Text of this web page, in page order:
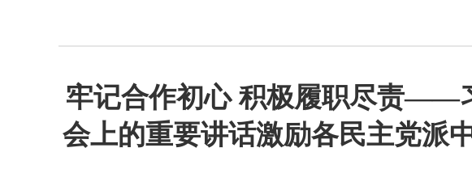
牢记合作初心 积极履职尽责——
会上的重要讲话激励各民主党派